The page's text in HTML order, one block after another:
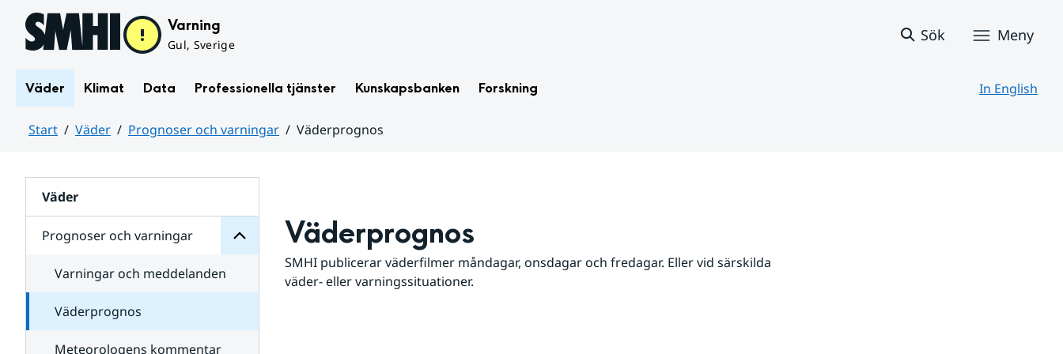
Hoppa till sidans innehåll Varning
Gul, Sverige
Sök Meny
Väder Klimat Data Professionella tjänster Kunskapsbanken Forskning In English
Start Väder Prognoser och varningar
Väderprognos
Väder
Prognoser och varningar
för
varningar
Varningar och meddelanden
Väderprognos
Meteorologens kommentar
Väderprognos
SMHI publicerar väderfilmer måndagar, onsdagar och fredagar. Eller vid särskilda
väder- eller varningssituationer.